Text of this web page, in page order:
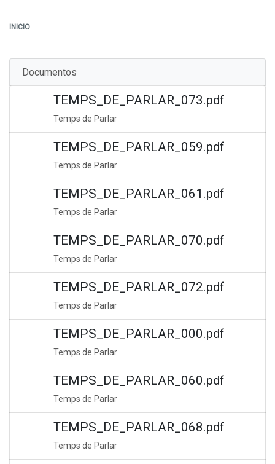
INICIO
Documentos
TEMPS_DE_PARLAR_073.pdf
Temps de Parlar
TEMPS_DE_PARLAR_059.pdf
Temps de Parlar
TEMPS_DE_PARLAR_061.pdf
Temps de Parlar
TEMPS_DE_PARLAR_070.pdf
Temps de Parlar
TEMPS_DE_PARLAR_072.pdf
Temps de Parlar
TEMPS_DE_PARLAR_000.pdf
Temps de Parlar
TEMPS_DE_PARLAR_060.pdf
Temps de Parlar
TEMPS_DE_PARLAR_068.pdf
Temps de Parlar